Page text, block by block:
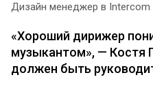
Дизайн менеджер в Intercom
«Хороший дирижер
музыкантом», — Костя
должен быть